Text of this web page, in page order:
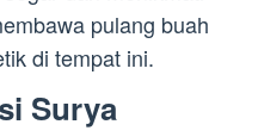
pulang buah
di tempat ini.
Surya